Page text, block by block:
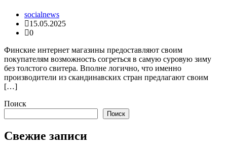
socialnews
15.05.2025
0
Финские интернет магазины предоставляют своим
покупателям возможность согреться в самую суровую зиму
без толстого свитера. Вполне логично, что именно
производители из скандинавских стран предлагают своим
[…]
Поиск
Поиск
Свежие записи